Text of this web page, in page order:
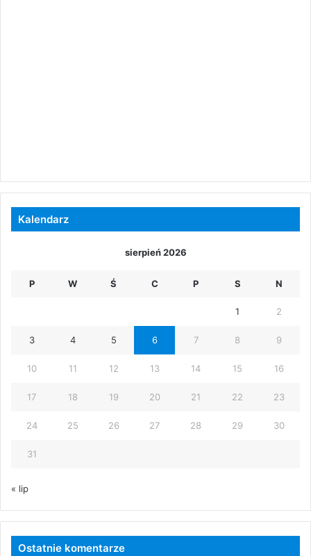
Kalendarz
sierpień 2026
P W Ś C P S N
1 2
3 4 5 6 7 8 9
10 11 12 13 14 15 16
17 18 19 20 21 22 23
24 25 26 27 28 29 30
31
« lip
Ostatnie komentarze